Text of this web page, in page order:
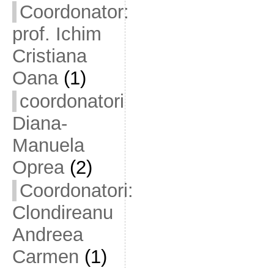
Coordonator:
prof. Ichim
Cristiana
Oana(1)
coordonatori
Diana-
Manuela
Oprea(2)
Coordonatori:
Clondireanu
Andreea
Carmen (1)